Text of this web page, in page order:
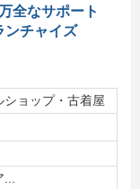
全なサポート
ンチャイズ
ショップ・古着屋